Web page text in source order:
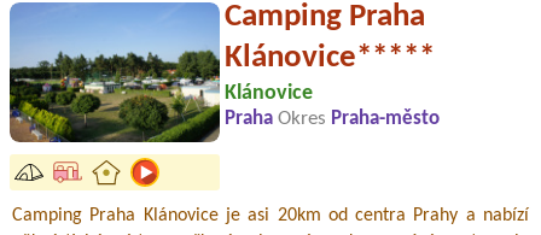
Camping Praha
Klánovice*****
Klánovice
Praha Okres Praha-město
Camping Praha Klánovice je asi 20km od centra Prahy a nabízí